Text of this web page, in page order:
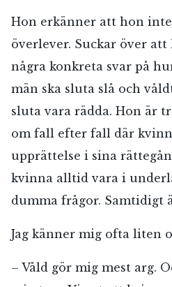
Hon erkänner att hon
överlever. Suckar över
några konkreta svar på
män ska sluta slå och
sluta vara rädda. Hon är
om fall efter fall där
upprättelse i sina
kvinna alltid vara i
dumma frågor. Samtidigt
Jag känner mig ofta liten
– Våld gör mig mest arg.